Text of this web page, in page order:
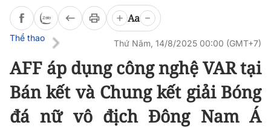
Aa
Thể thao
Thứ Năm, 14/8/2025 00:00 (GMT+7)
AFF áp dụng công nghệ VAR tại
Bán kết và Chung kết giải Bóng
đá nữ vô địch Đông Nam Á